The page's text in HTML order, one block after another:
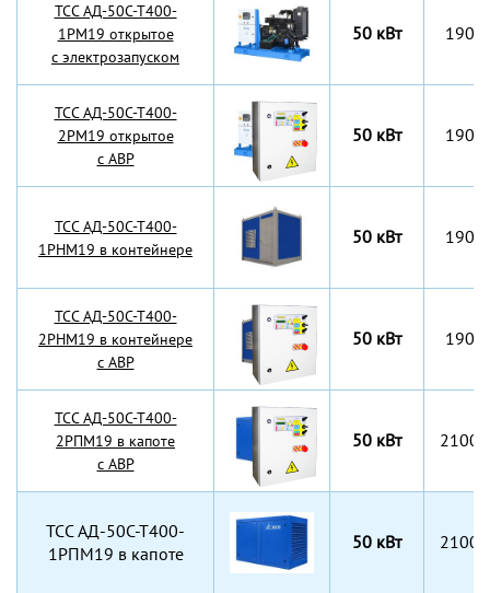
TCC АД-50С-Т400-
1РМ19 открытое
с электрозапуском
50 кВт
TCC АД-50С-Т400-
2РМ19 открытое
с АВР
50 кВт
TCC АД-50С-Т400-
1РНМ19 в контейнере
50 кВт
TCC АД-50С-Т400-
2РНМ19 в контейнере
с АВР
50 кВт
TCC АД-50С-Т400-
2РПМ19 в капоте
с АВР
50 кВт
TCC АД-50С-Т400-
1РПМ19 в капоте
50 кВт